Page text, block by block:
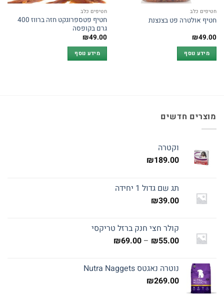
חטיפים כלב
חטיף אולטרה פט בצנצנת
₪49.00
מידע נוסף
חטיפים כלב
חטיף פטספרוגקט חזה ברווז 400
גרם בקופסה
₪49.00
מידע נוסף
מוצרים חדשים
וקטרה
₪189.00
תג שם גדול 1 יחידה
₪39.00
קולר חצי חנק ברזל טריקסי
₪55.00
–
₪69.00
עד
נוטרה נאגטס Nutra Naggets
₪269.00